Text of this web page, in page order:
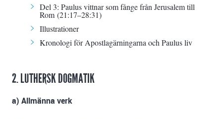
Del 3: Paulus vittnar som fånge från Jerusalem till
Rom (21:17–28:31)
Illustrationer
Kronologi för Apostlagärningarna och Paulus liv
2. LUTHERSK DOGMATIK
a) Allmänna verk